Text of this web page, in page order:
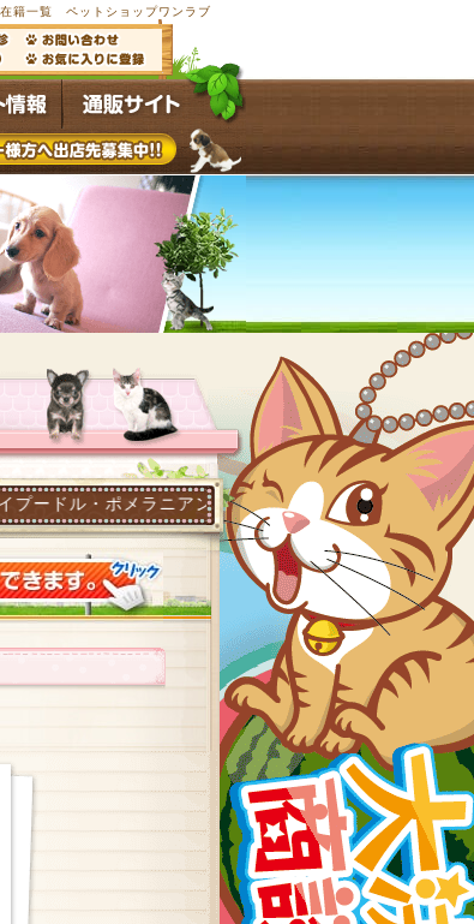
在籍一覧 ペットショップワンラブ
ラニアン他多数の子犬子猫が常時4,500頭以上在籍